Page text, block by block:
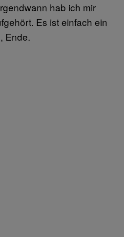
hab ich mir
Es ist einfach ein
Ende.